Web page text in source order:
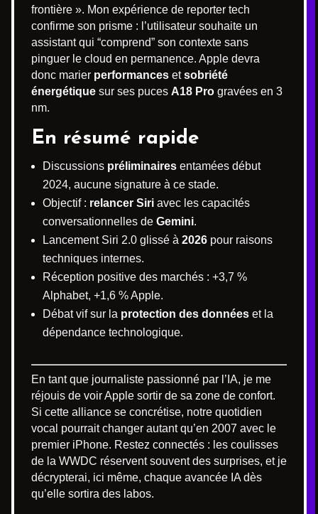
frontière ». Mon expérience de reporter tech
confirme son prisme : l’utilisateur souhaite un
assistant qui “comprend” son contexte sans
pinguer le cloud en permanence. Apple devra
donc marier performances etsobriété
énergétique sur ses puces A18 Pro gravées en 3
nm.
En résumé rapide
Discussions préliminaires entamées début
2024, aucune signature à ce stade.
Objectif : relancer Siri avec les capacités
conversationnelles de Gemini.
Lancement Siri 2.0 glissé à 2026 pour raisons
techniques internes.
Réception positive des marchés : +3,7 %
Alphabet, +1,6 % Apple.
Débat vif sur la protection des données et la
dépendance technologique.
En tant que journaliste passionné par l’IA, je me
réjouis de voir Apple sortir de sa zone de confort.
Si cette alliance se concrétise, notre quotidien
vocal pourrait changer autant qu’en 2007 avec le
premier iPhone. Restez connectés : les coulisses
de la WWDC réservent souvent des surprises, et je
décrypterai, ici même, chaque avancée IA dès
qu’elle sortira des labos.